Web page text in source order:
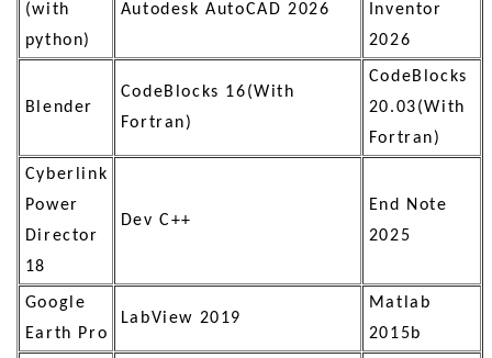
(with
python)
Autodesk AutoCAD 2026
Inventor
2026
Blender
CodeBlocks 16(With
Fortran)
CodeBlocks
20.03(With
Fortran)
Cyberlink
Power
Director
18
Dev C++
End Note
2025
Google
Earth Pro
LabView 2019
Matlab
2015b